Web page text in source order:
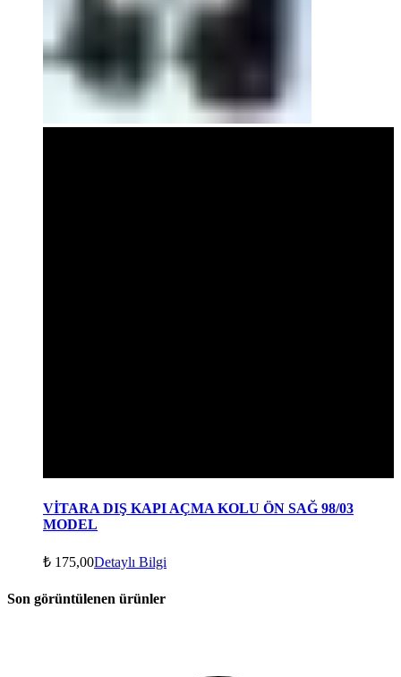
VİTARA DIŞ KAPI AÇMA KOLU ÖN SAĞ 98/03
MODEL
₺ 175,00Detaylı Bilgi
Son görüntülenen ürünler